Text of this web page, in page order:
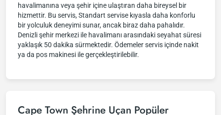
havalimanına veya şehir içine ulaştıran daha bireysel bir
hizmettir. Bu servis, Standart servise kıyasla daha konforlu
bir yolculuk deneyimi sunar, ancak biraz daha pahalıdır.
Denizli şehir merkezi ile havalimanı arasındaki seyahat süresi
yaklaşık 50 dakika sürmektedir. Ödemeler servis içinde nakit
ya da pos makinesi ile gerçekleştirilebilir.
Cape Town Şehrine Uçan Popüler